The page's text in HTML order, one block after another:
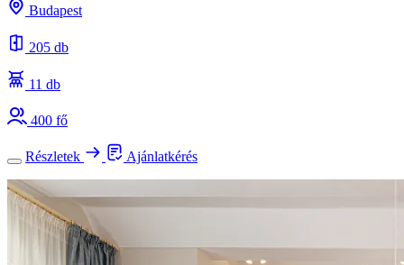
Budapest
205 db
11 db
400 fő
Részletek Ajánlatkérés